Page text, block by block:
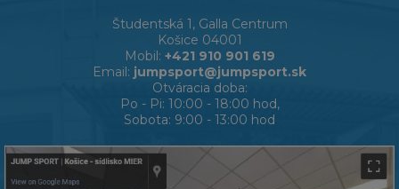
Študentská 1, Galla Centrum
Košice 04001
Mobil: +421 910 901 619
Email: jumpsport@jumpsport.sk
Otváracia doba:
Po - Pi: 10:00 - 18:00 hod,
Sobota: 9:00 - 13:00 hod